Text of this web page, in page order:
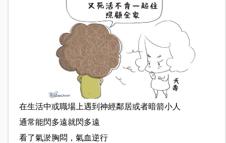
在生活中或職場上遇到神經鄰居或者暗箭小人
通常能閃多遠就閃多遠
看了氣淤胸悶，氣血逆行